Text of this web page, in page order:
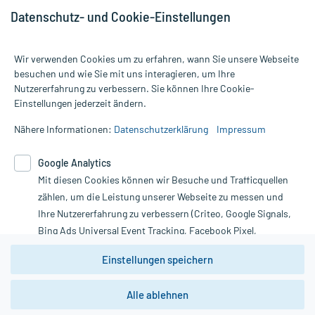
Alle Preise gelten inkl. MwSt., ggf. zzgl. Versandkosten
Informationen auf dieser Website werden ausschließlich für
die Untersuchung und Behandlung durch einen Arzt. Bitte
Therapien eingeleitet werden können. | Diese Webseite benutzt
Google Analytics. Lesen Sie bitte dazu die wichtigen Hinweise in
unserer Datenschutzerklärung. Für den Widerruf einer Bestellung
nutzen Sie das Formular:
Vertrag widerrufen
*Hinweise zu unseren Aktionen und Bewertungen
Datenschutz- und Cookie-Einstellungen
Wir verwenden Cookies um zu erfahren, wann Sie unsere Webseite
besuchen und wie Sie mit uns interagieren, um Ihre
Nutzererfahrung zu verbessern. Sie können Ihre Cookie-
Einstellungen jederzeit ändern.
Nähere Informationen: Datenschutzerklärung Impressum
Google Analytics
Mit diesen Cookies können wir Besuche und Trafficquellen
zählen, um die Leistung unserer Webseite zu messen und
Ihre Nutzererfahrung zu verbessern (Criteo, Google Signals,
Bing Ads Universal Event Tracking, Facebook Pixel,
Youtube-Social Plugin).
Wir weisen darauf hin, dass die
zwingend den Europäischen Anforderungen gem. EU-
DSGVO genügen und ein Datentransfer in Drittstaaten bzw.
Einstellungen speichern
Alle ablehnen